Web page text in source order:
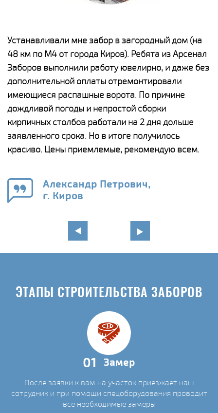
Устанавливали мне забор в загородный дом (на
48 км по М4 от города Киров). Ребята из Арсенал
Заборов выполнили работу ювелирно, и даже без
дополнительной оплаты отремонтировали
имеющиеся распашные ворота. По причине
дождливой погоды и непростой сборки
кирпичных столбов работали на 2 дня дольше
заявленного срока. Но в итоге получилось
красиво. Цены приемлемые, рекомендую всем.
Александр Петрович,
г. Киров
ЭТАПЫ СТРОИТЕЛЬСТВА ЗАБОРОВ
01 Замер
После заявки к вам на участок приезжает наш
сотрудник и при помощи спецоборудования проводит
все необходимые замеры